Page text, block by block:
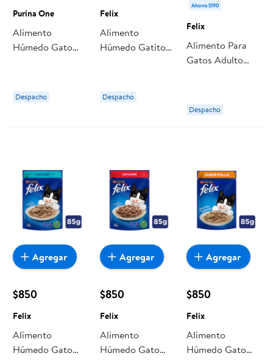
Purina One
Alimento
Húmedo Gato
Pescado Blanco
Pouch 85 g
Despacho
Felix
Alimento
Húmedo Gatito
Despacho
Ahorra $190
Felix
Alimento Para
Gatos Adulto
Despacho
$850
Felix
Alimento
Húmedo Gato
Agregar
$850
Felix
Alimento
Húmedo Gato
Agregar
$850
Felix
Alimento
Húmedo Gato
Agregar